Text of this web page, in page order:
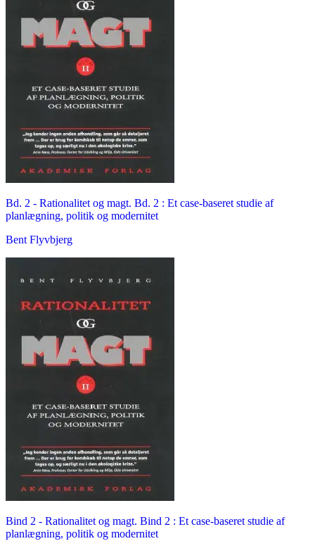
Bd. 2 - Rationalitet og magt. Bd. 2 : Et case-baseret studie af
planlægning, politik og modernitet
Bent Flyvbjerg
Bind 2 - Rationalitet og magt. Bind 2 : Et case-baseret studie af
planlægning, politik og modernitet